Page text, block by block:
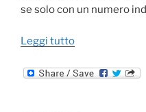
se solo con un numero
Leggi tutto“Festa
pace